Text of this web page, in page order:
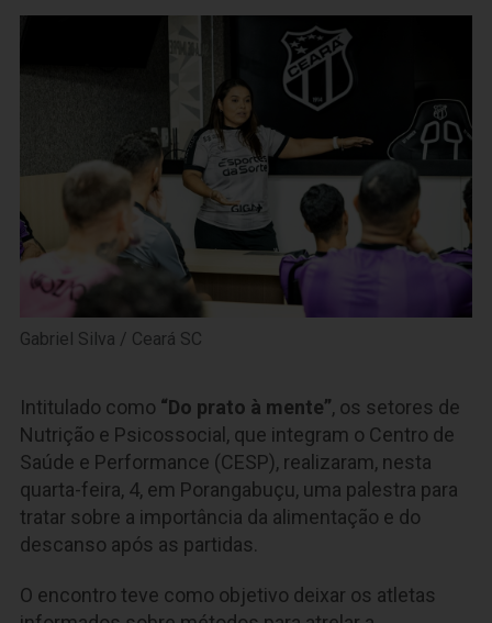
Gabriel Silva / Ceará SC
Intitulado como “Do prato à mente”, os setores de
Nutrição e Psicossocial, que integram o Centro de
Saúde e Performance (CESP), realizaram, nesta
quarta-feira, 4, em Porangabuçu, uma palestra para
tratar sobre a importância da alimentação e do
descanso após as partidas.
O encontro teve como objetivo deixar os atletas